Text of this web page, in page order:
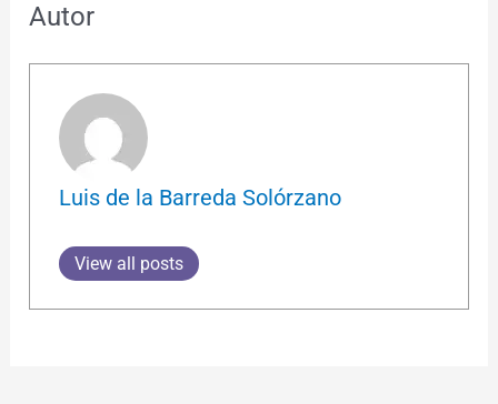
Autor
Luis de la Barreda Solórzano
View all posts